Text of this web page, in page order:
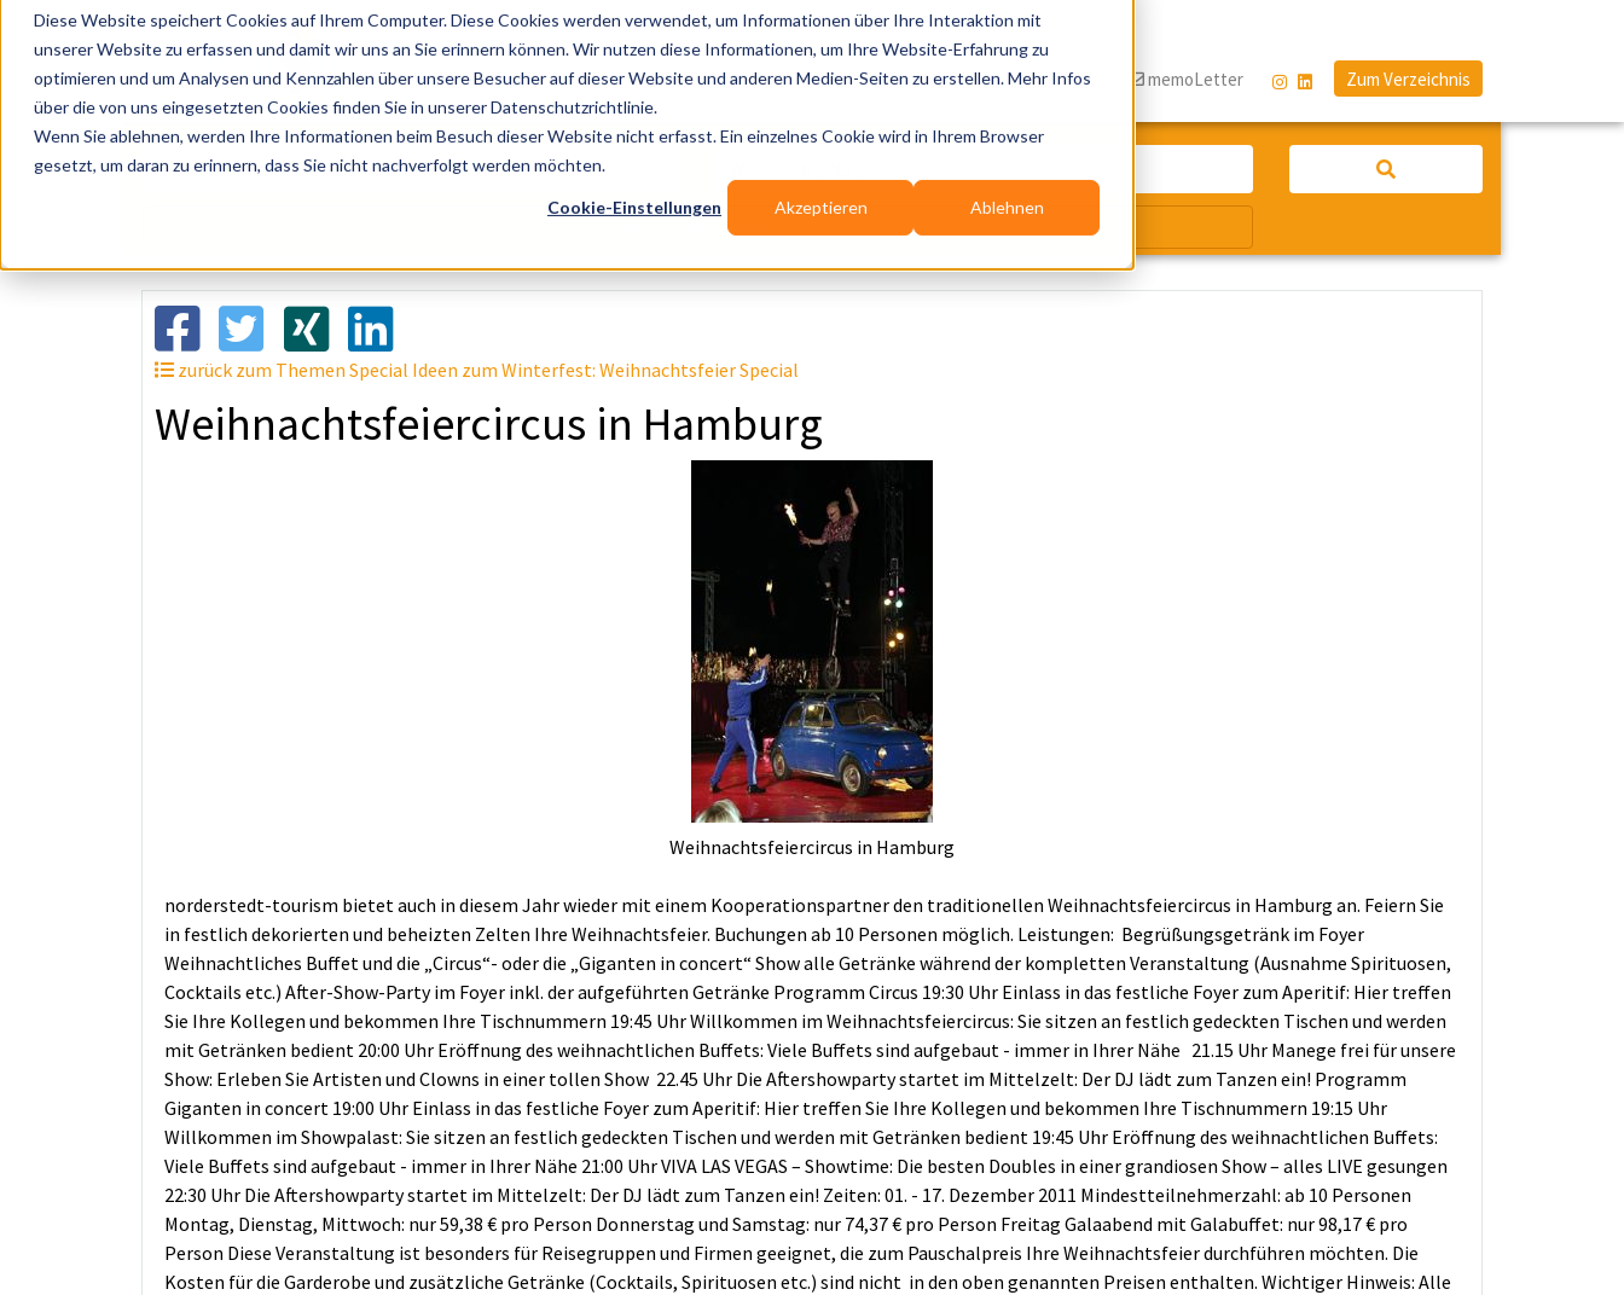
Diese Website speichert Cookies auf Ihrem Computer. Diese Cookies werden verwendet, um Informationen über Ihre Interaktion mit
unserer Website zu erfassen und damit wir uns an Sie erinnern können. Wir nutzen diese Informationen, um Ihre Website-Erfahrung zu
optimieren und um Analysen und Kennzahlen über unsere Besucher auf dieser Website und anderen Medien-Seiten zu erstellen. Mehr Infos
über die von uns eingesetzten Cookies finden Sie in unserer Datenschutzrichtlinie.
Wenn Sie ablehnen, werden Ihre Informationen beim Besuch dieser Website nicht erfasst. Ein einzelnes Cookie wird in Ihrem Browser
gesetzt, um daran zu erinnern, dass Sie nicht nachverfolgt werden möchten.
Cookie-Einstellungen Akzeptieren Ablehnen
zurück zum Themen Special Ideen zum Winterfest: Weihnachtsfeier Special
Weihnachtsfeiercircus in Hamburg
Weihnachtsfeiercircus in Hamburg
norderstedt-tourism bietet auch in diesem Jahr wieder mit einem Kooperationspartner den traditionellen Weihnachtsfeiercircus in Hamburg an. Feiern Sie
in festlich dekorierten und beheizten Zelten Ihre Weihnachtsfeier. Buchungen ab 10 Personen möglich. Leistungen: Begrüßungsgetränk im Foyer
Weihnachtliches Buffet und die „Circus“- oder die „Giganten in concert“ Show alle Getränke während der kompletten Veranstaltung (Ausnahme Spirituosen,
Cocktails etc.) After-Show-Party im Foyer inkl. der aufgeführten Getränke Programm Circus 19:30 Uhr Einlass in das festliche Foyer zum Aperitif: Hier treffen
Sie Ihre Kollegen und bekommen Ihre Tischnummern 19:45 Uhr Willkommen im Weihnachtsfeiercircus: Sie sitzen an festlich gedeckten Tischen und werden
mit Getränken bedient 20:00 Uhr Eröffnung des weihnachtlichen Buffets: Viele Buffets sind aufgebaut - immer in Ihrer Nähe 21.15 Uhr Manege frei für unsere
Show: Erleben Sie Artisten und Clowns in einer tollen Show 22.45 Uhr Die Aftershowparty startet im Mittelzelt: Der DJ lädt zum Tanzen ein! Programm
Giganten in concert 19:00 Uhr Einlass in das festliche Foyer zum Aperitif: Hier treffen Sie Ihre Kollegen und bekommen Ihre Tischnummern 19:15 Uhr
Willkommen im Showpalast: Sie sitzen an festlich gedeckten Tischen und werden mit Getränken bedient 19:45 Uhr Eröffnung des weihnachtlichen Buffets:
Viele Buffets sind aufgebaut - immer in Ihrer Nähe 21:00 Uhr VIVA LAS VEGAS – Showtime: Die besten Doubles in einer grandiosen Show – alles LIVE gesungen
22:30 Uhr Die Aftershowparty startet im Mittelzelt: Der DJ lädt zum Tanzen ein! Zeiten: 01. - 17. Dezember 2011 Mindestteilnehmerzahl: ab 10 Personen
Montag, Dienstag, Mittwoch: nur 59,38 € pro Person Donnerstag und Samstag: nur 74,37 € pro Person Freitag Galaabend mit Galabuffet: nur 98,17 € pro
Person Diese Veranstaltung ist besonders für Reisegruppen und Firmen geeignet, die zum Pauschalpreis Ihre Weihnachtsfeier durchführen möchten. Die
Kosten für die Garderobe und zusätzliche Getränke (Cocktails, Spirituosen etc.) sind nicht in den oben genannten Preisen enthalten. Wichtiger Hinweis: Alle
Publikationen Branchen-Infos Services Blog memoLetter Zum Verzeichnis
Künstler, Zelte, Bands, Catering, ...
Wir suchen für Dich